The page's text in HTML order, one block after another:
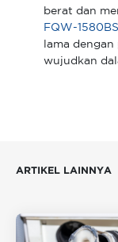
berat dan
FQW-1580BS
lama
wujudkan
ARTIKEL LAINNYA